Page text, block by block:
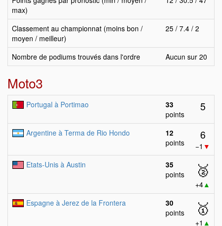
max)
Classement au championnat (moins bon /
moyen / meilleur)
25 / 7.4 / 2
Nombre de podiums trouvés dans l'ordre Aucun sur 20
Moto3
Portugal à Portimao
33
points
5
Argentine à Terma de Rio Hondo
12
points
6
−1 ▼
Etats-Unis à Austin
35
points
🥈
+4▲
Espagne à Jerez de la Frontera
30
points
🥇
+1 ▲